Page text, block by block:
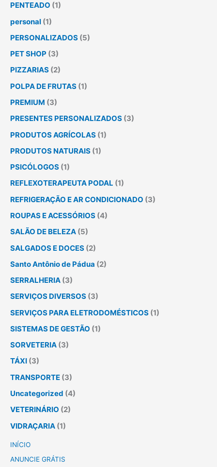
PENTEADO (1)
personal (1)
PERSONALIZADOS (5)
PET SHOP (3)
PIZZARIAS (2)
POLPA DE FRUTAS (1)
PREMIUM (3)
PRESENTES PERSONALIZADOS (3)
PRODUTOS AGRÍCOLAS (1)
PRODUTOS NATURAIS (1)
PSICÓLOGOS (1)
REFLEXOTERAPEUTA PODAL (1)
REFRIGERAÇÃO E AR CONDICIONADO (3)
ROUPAS E ACESSÓRIOS (4)
SALÃO DE BELEZA (5)
SALGADOS E DOCES (2)
Santo Antônio de Pádua (2)
SERRALHERIA (3)
SERVIÇOS DIVERSOS (3)
SERVIÇOS PARA ELETRODOMÉSTICOS (1)
SISTEMAS DE GESTÃO (1)
SORVETERIA (3)
TÁXI (3)
TRANSPORTE (3)
Uncategorized (4)
VETERINÁRIO (2)
VIDRAÇARIA (1)
INÍCIO
ANUNCIE GRÁTIS